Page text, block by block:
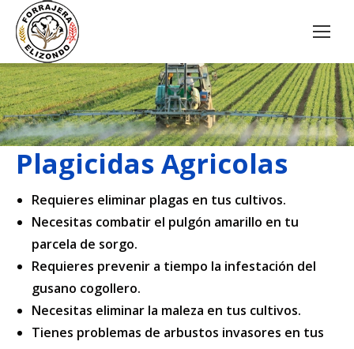
Plagicidas Agricolas
Requieres eliminar plagas en tus cultivos.
Necesitas combatir el pulgón amarillo en tu
parcela de sorgo.
Requieres prevenir a tiempo la infestación del
gusano cogollero.
Necesitas eliminar la maleza en tus cultivos.
Tienes problemas de arbustos invasores en tus